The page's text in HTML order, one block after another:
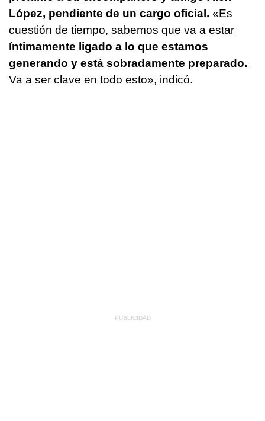
López, pendiente de un cargo oficial. «Es
cuestión de tiempo, sabemos que va a estar
íntimamente ligado a lo que estamos
generando y está sobradamente preparado.
Va a ser clave en todo esto», indicó.